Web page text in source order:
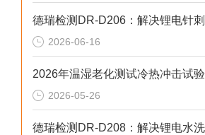
2026-06-16
2026-05-26